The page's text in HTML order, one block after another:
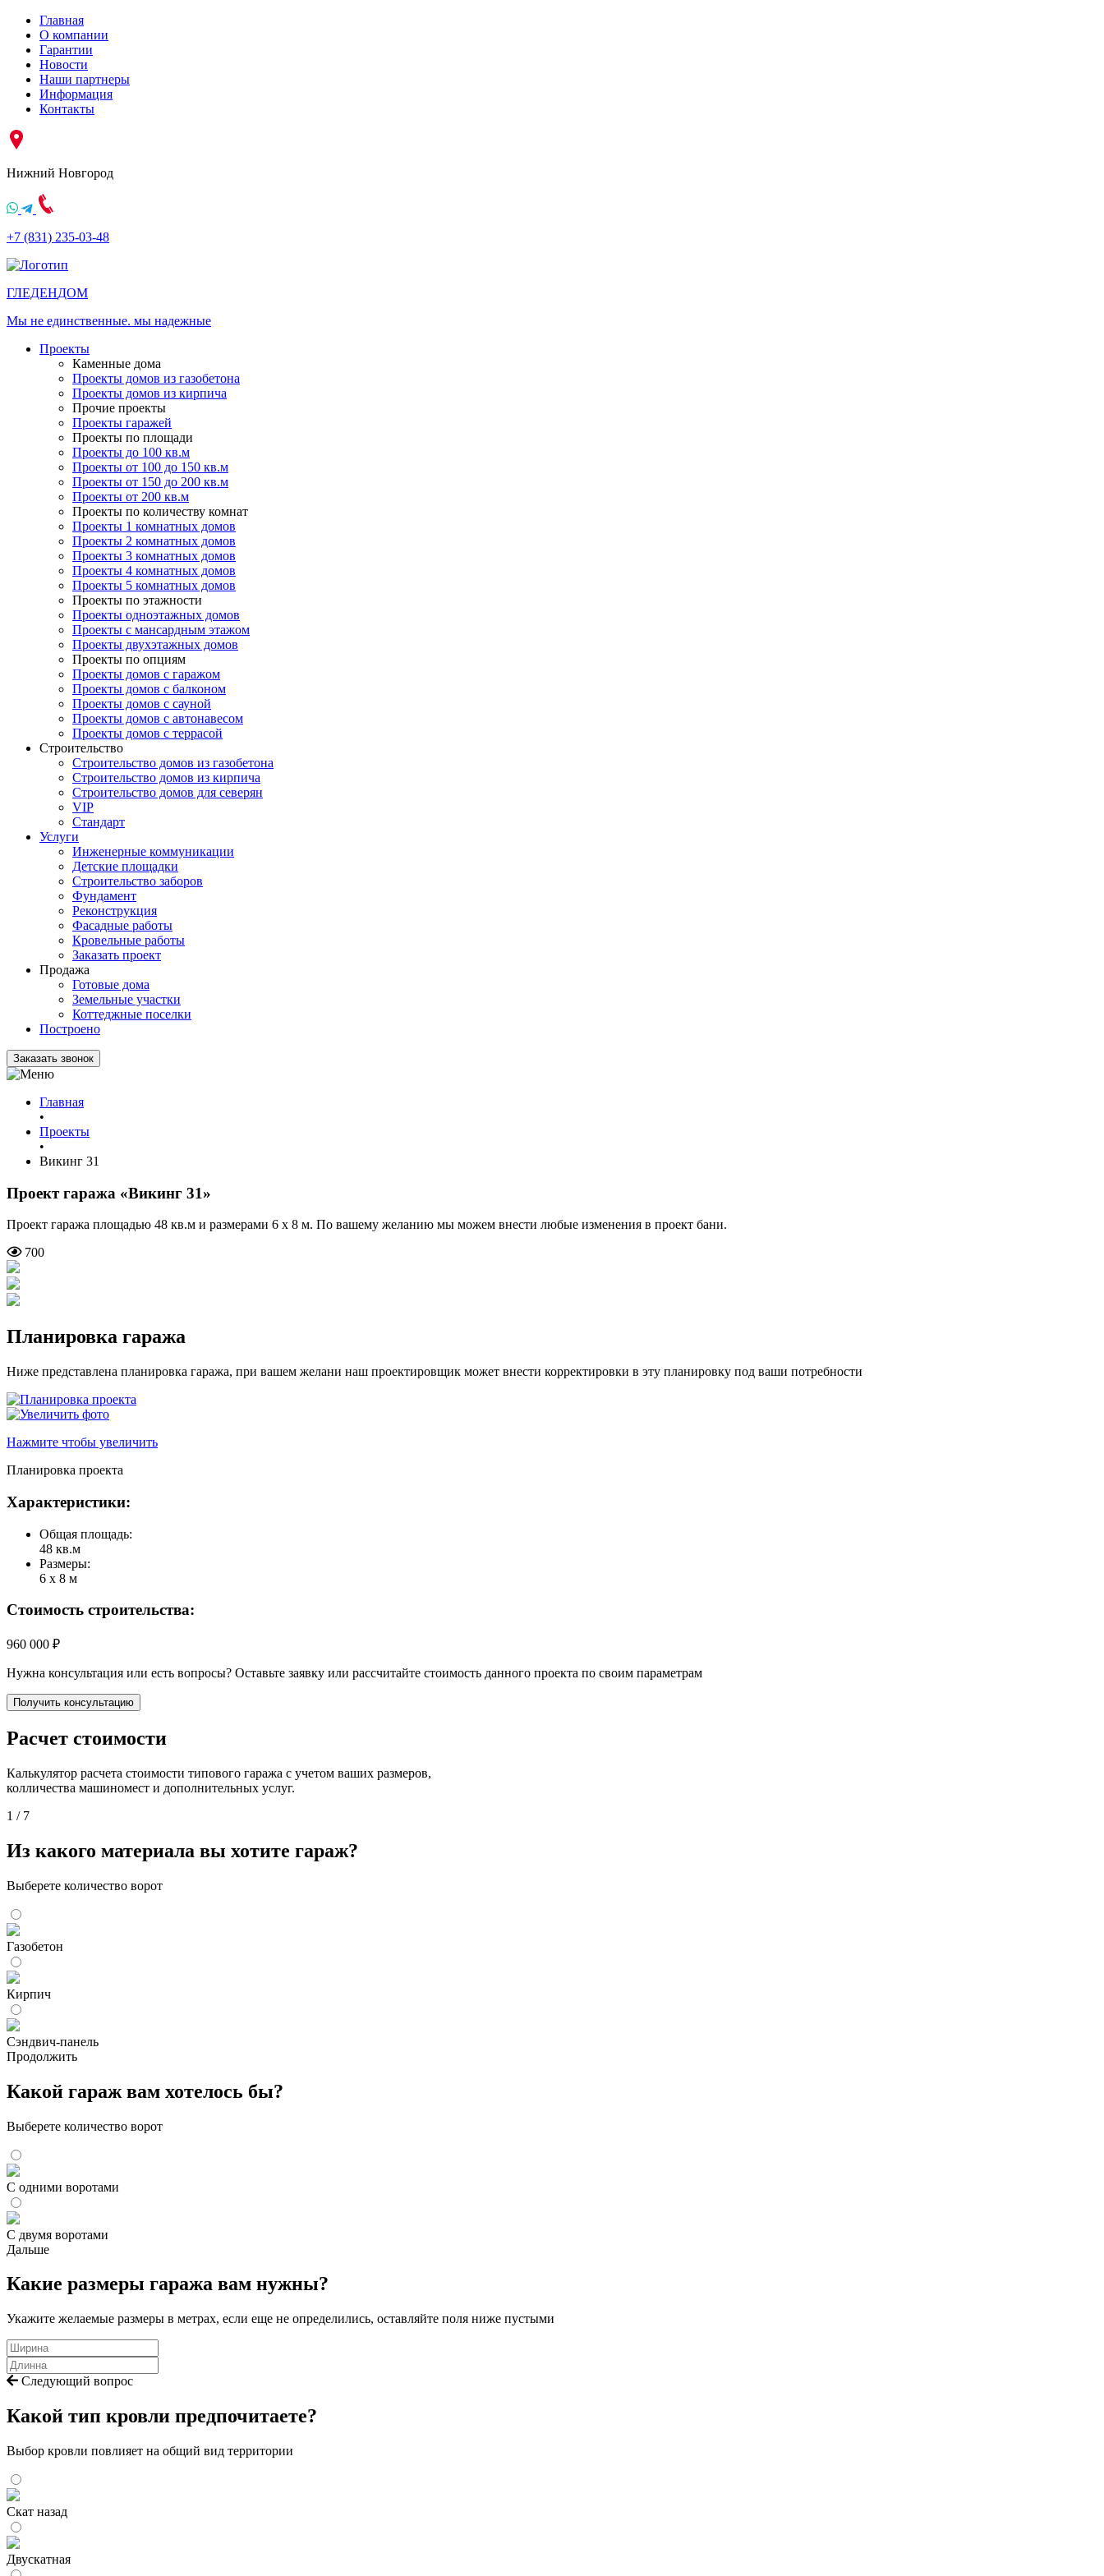
Главная
О компании
Гарантии
Новости
Наши партнеры
Информация
Контакты
Нижний Новгород
+7 (831) 235-03-48
ГЛЕДЕНДОМ
Мы не единственные. мы надежные
Проекты
Каменные дома
Проекты домов из газобетона
Проекты домов из кирпича
Прочие проекты
Проекты гаражей
Проекты по площади
Проекты до 100 кв.м
Проекты от 100 до 150 кв.м
Проекты от 150 до 200 кв.м
Проекты от 200 кв.м
Проекты по количеству комнат
Проекты 1 комнатных домов
Проекты 2 комнатных домов
Проекты 3 комнатных домов
Проекты 4 комнатных домов
Проекты 5 комнатных домов
Проекты по этажности
Проекты одноэтажных домов
Проекты с мансардным этажом
Проекты двухэтажных домов
Проекты по опциям
Проекты домов с гаражом
Проекты домов с балконом
Проекты домов с сауной
Проекты домов с автонавесом
Проекты домов с террасой
Строительство
Строительство домов из газобетона
Строительство домов из кирпича
Строительство домов для северян
VIP
Стандарт
Услуги
Инженерные коммуникации
Детские площадки
Строительство заборов
Фундамент
Реконструкция
Фасадные работы
Кровельные работы
Заказать проект
Продажа
Готовые дома
Земельные участки
Коттеджные поселки
Построено
Заказать звонок
Главная
•
Проекты
•
Викинг 31
Проект гаража «Викинг 31»
Проект гаража площадью 48 кв.м и размерами 6 х 8 м. По вашему желанию мы можем внести любые изменения в проект бани.
700
Планировка гаража
Ниже представлена планировка гаража, при вашем желани наш проектировщик может внести корректировки в эту планировку под ваши потребности
Нажмите чтобы увеличить
Планировка проекта
Характеристики:
Общая площадь:
48 кв.м
Размеры:
6 х 8 м
Стоимость строительства:
960 000 ₽
Нужна консультация или есть вопросы? Оставьте заявку или рассчитайте стоимость данного проекта по своим параметрам
Получить консультацию
Расчет стоимости
Калькулятор расчета стоимости типового гаража с учетом ваших размеров,
колличества машиномест и дополнительных услуг.
1 / 7
Из какого материала вы хотите гараж?
Выберете количество ворот
Газобетон
Кирпич
Сэндвич-панель
Продолжить
Какой гараж вам хотелось бы?
Выберете количество ворот
С одними воротами
С двумя воротами
Дальше
Какие размеры гаража вам нужны?
Укажите желаемые размеры в метрах, если еще не определились, оставляйте поля ниже пустыми
Следующий вопрос
Какой тип кровли предпочитаете?
Выбор кровли повлияет на общий вид территории
Скат назад
Двускатная